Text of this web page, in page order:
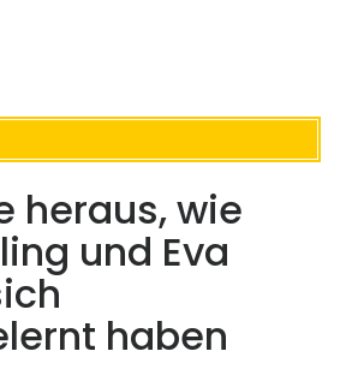
heraus, wie
und Eva
haben